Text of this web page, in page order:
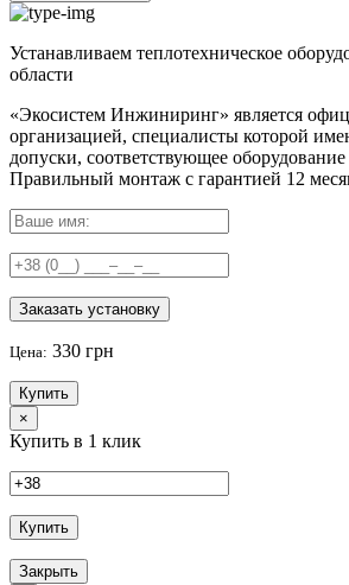
Устанавливаем теплотехническое
области
«Экосистем Инжиниринг» является
организацией, специалисты которой
допуски, соответствующее
Правильный монтаж с гарантией 12
Заказать установку
Цена: 330 грн
Купить
×
Купить в 1 клик
Купить
Закрыть